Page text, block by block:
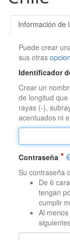
Información de
Puede crear
sus otras
Identificador
Crear un
de longitud
rayas (-),
acentuados ni
Contraseña
Su contraseña
De 6
tengan
cumplir
Al